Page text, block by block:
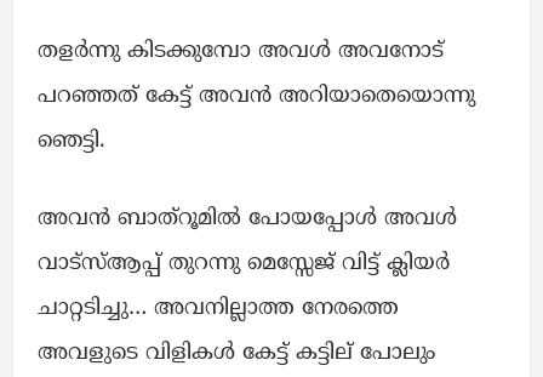
തളർന്നു കിടക്കുമ്പോ അവൾ അവനോട്
പറഞ്ഞത് കേട്ട് അവൻ അറിയാതെയൊന്നു
ഞെട്ടി.
അവൻ ബാത്‌റൂമിൽ പോയപ്പോൾ അവൾ
വാട്സ്ആപ്പ് തുറന്നു മെസ്സേജ് വിട്ട് ക്ലിയർ
ചാറ്റടിച്ചു… അവനില്ലാത്ത നേരത്തെ
അവളുടെ വിളികൾ കേട്ട് കട്ടില് പോലും